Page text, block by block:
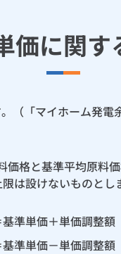
価に関す
（「マイホーム発
格と基準平均原料
は設けないものとし
準単価＋単価調整額
準単価－単価調整額